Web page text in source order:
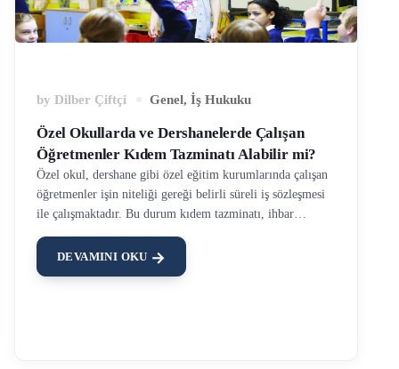
by Dilber Çiftçi Genel, İş Hukuku
Özel Okullarda ve Dershanelerde Çalışan
Öğretmenler Kıdem Tazminatı Alabilir mi?
Özel okul, dershane gibi özel eğitim kurumlarında çalışan
öğretmenler işin niteliği gereği belirli süreli iş sözleşmesi
ile çalışmaktadır. Bu durum kıdem tazminatı, ihbar
tazminatı ve diğer işçilik alacakları konusunda belirsiz
süreli iş sözleşmelerine kıyasla bazı farklılıklar
yaratmaktadır. Özel okul öğretmenlerinin özlük hakları,
DEVAMINI OKU